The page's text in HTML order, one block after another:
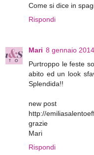
Come si dice in
Rispondi
Mari 8 gennaio
Purtroppo le feste
abito ed un look
Splendida!!
new post
http://
grazie
Mari
Rispondi